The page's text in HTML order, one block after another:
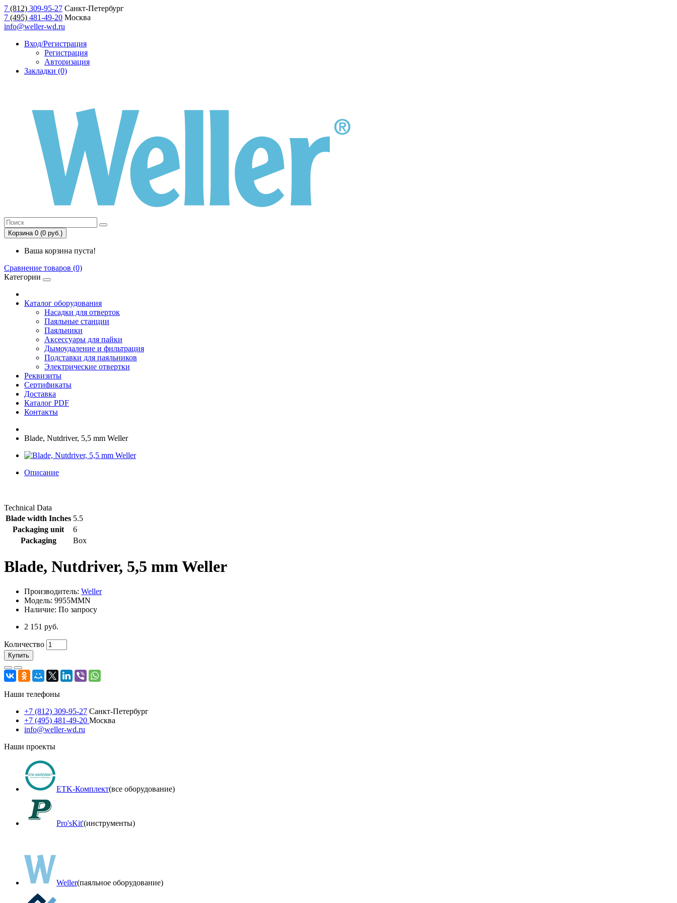
7 (812) 309-95-27 Санкт-Петербург
7 (495) 481-49-20 Москва
info@weller-wd.ru
Вход/Регистрация
Регистрация
Авторизация
Закладки (0)
Корзина 0 (0 руб.)
Ваша корзина пуста!
Сравнение товаров (0)
Категории
Каталог оборудования
Насадки для отверток
Паяльные станции
Паяльники
Аксессуары для пайки
Дымоудаление и фильтрация
Подставки для паяльников
Электрические отвертки
Реквизиты
Сертификаты
Доставка
Каталог PDF
Контакты
Blade, Nutdriver, 5,5 mm Weller
Описание
Technical Data
Blade width Inches 5.5
Packaging unit
6
Packaging
Box
Blade, Nutdriver, 5,5 mm Weller
Производитель: Weller
Модель: 9955MMN
Наличие: По запросу
2 151 руб.
Количество
Купить
Наши телефоны
+7 (812) 309-95-27 Санкт-Петербург
+7 (495) 481-49-20 Москва
info@weller-wd.ru
Наши проекты
ETK-Комплект(все оборудование)
Pro'sKit'(инструменты)
Weller(паяльное оборудование)